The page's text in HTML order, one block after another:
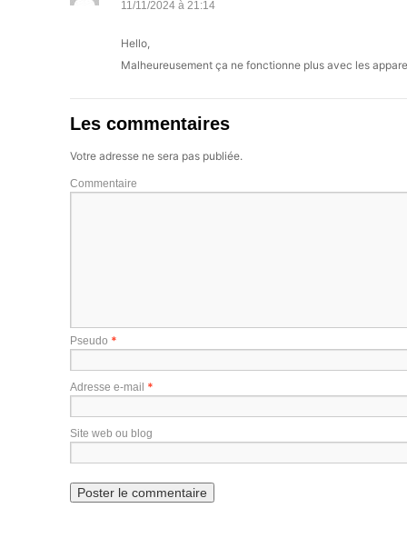
11/11/2024 à 21:14
Hello,
Malheureusement ça ne fonctionne plus avec les
Les commentaires
Votre adresse ne sera pas publiée.
Commentaire
Pseudo *
Adresse e-mail *
Site web ou blog